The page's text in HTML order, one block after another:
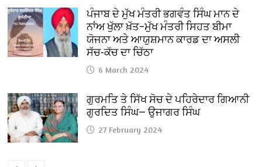
ਪੰਜਾਬ ਦੇ ਮੁੱਖ ਮੰਤਰੀ ਭਗਵੰਤ ਸਿੰਘ ਮਾਨ ਦੇ
ਨਾਂਅ ਖੁੱਲਾ ਖ਼ੱਤ–ਮੁੱਖ ਮੰਤਰੀ ਸਿਹਤ ਬੀਮਾ
ਯੋਜਨਾ ਅਤੇ ਆਯੁਸ਼ਮਾਨ ਕਾਰਡ ਦਾ ਅਸਲੀ
ਸੱਚ-ਕੱਚ ਦਾ ਚਿੱਠਾ
6 March 2024
ਗੁਰਮਤਿ ਤੇ ਸਿੱਖ ਸੋਚ ਦੇ ਪਹਿਰੇਦਾਰ ਗਿਆਨੀ
ਗੁਰਦਿਤ ਸਿੰਘ— ਉਜਾਗਰ ਸਿੰਘ
27 February 2024